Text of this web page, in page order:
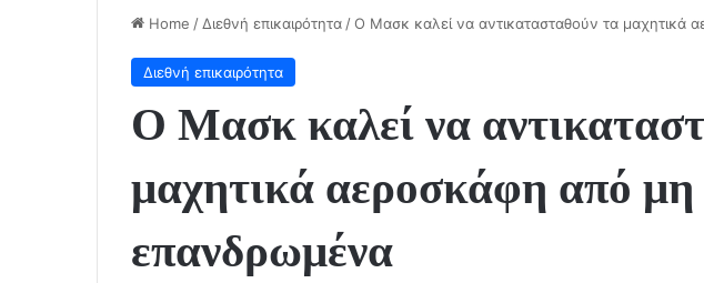
Home / Διεθνή επικαιρότητα /Ο Μασκ καλεί να αντικατασταθούν τα μαχητικά
Διεθνή επικαιρότητα
Ο Μασκ καλεί να
μαχητικά αεροσκάφη από μη
επανδρωμένα